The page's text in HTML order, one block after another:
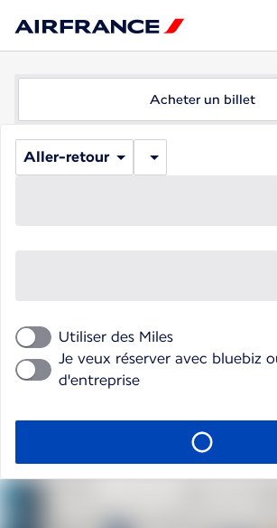
Acheter un billet
Aller-retour
Utiliser des Miles
Je veux réserver avec bluebiz
d'entreprise